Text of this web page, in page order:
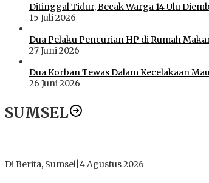
Ditinggal Tidur, Becak Warga 14 Ulu
15 Juli 2026
Dua Pelaku Pencurian HP di Rumah
27 Juni 2026
Dua Korban Tewas Dalam Kecelakaan
26 Juni 2026
SUMSEL
Di Berita, Sumsel 4 Agustus 2026